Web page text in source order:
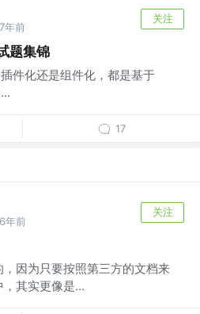
7年前
关注
题集锦
件化还是组件化，都是基于
17
6年前
关注
因为只要按照第三方的文档来
其实更像是...